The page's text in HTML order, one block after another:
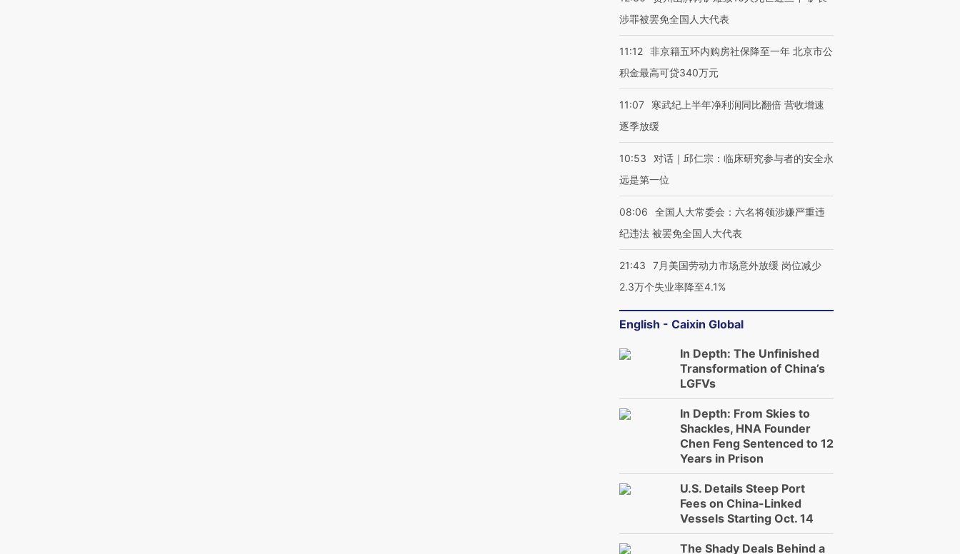
涉罪被罢免全国人大代表
11:12 非京籍五环内购房社保降至一年 北京市公
积金最高可贷340万元
11:07
寒武纪上半年净利润同比翻倍 营收增速
逐季放缓
10:53
对话｜邱仁宗：临床研究参与者的安全永
远是第一位
08:06
全国人大常委会：六名将领涉嫌严重违
纪违法 被罢免全国人大代表
21:43
7月美国劳动力市场意外放缓 岗位减少
2.3万个失业率降至4.1%
English - Caixin Global
In Depth: The Unfinished
Transformation of China’s
LGFVs
In Depth: From Skies to
Shackles, HNA Founder
Chen Feng Sentenced to 12
Years in Prison
U.S. Details Steep Port
Fees on China-Linked
Vessels Starting Oct. 14
The Shady Deals Behind a